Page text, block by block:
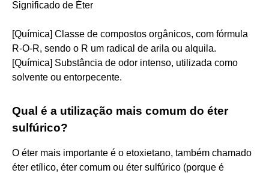
Significado de Éter
[Química] Classe de compostos orgânicos, com fórmula
R-O-R, sendo o R um radical de arila ou alquila.
[Química] Substância de odor intenso, utilizada como
solvente ou entorpecente.
Qual é a utilização mais comum do éter
sulfúrico?
O éter mais importante é o etoxietano, também chamado
éter etílico, éter comum ou éter sulfúrico (porque é